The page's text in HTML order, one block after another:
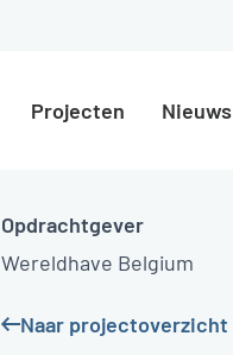
Projecten Nieuws
Naar projectoverzicht
Opdrachtgever
Wereldhave Belgium